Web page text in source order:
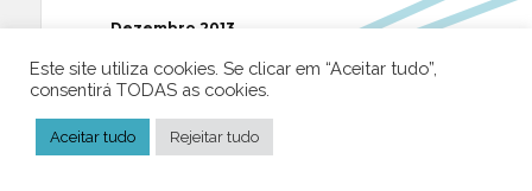
Dezembro 2013
Novembro 2013
Setembro 2013
Este site utiliza cookies. Se clicar em “Aceitar tudo”,
consentirá TODAS as cookies.
Aceitar tudo Rejeitar tudo